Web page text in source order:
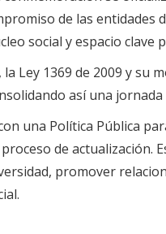
de las entidades
social y espacio clave
Ley 1369 de 2009 y su
así una
una Política Pública
de actualización.
promover